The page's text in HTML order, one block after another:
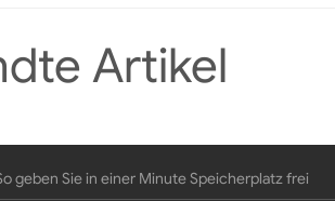
Artikel
geben Sie in einer Minute Speicherplatz frei